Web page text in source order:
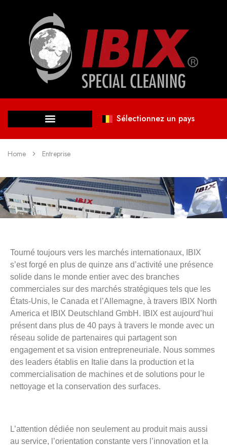
Sélectionnez un pays
Home Entreprise
Tourné toujours vers les marchés internationaux, IBIX
s’est forgé en plus de quinze ans d’activité une présence
solide dans le monde entier avec des branches
commerciales sur des marchés stratégiques tels que les
États-Unis, le Canada et l’Allemagne, à travers IBIX North
America et IBIX Deutschland GmbH . IBIX est aujourd’hui
présent dans plus de 40 pays à travers le monde avec un
réseau solide de partenaires qui partagent son
engagement et sa vision entrepreneuriale. Nous sommes
des leaders établis en Italie dans la production et la
commercialisation de machines et de solutions pour le
nettoyage et la conservation des surfaces.
L’attention dédiée non seulement au produit mais aussi
au service, l’orientation constante vers l’innovation et la